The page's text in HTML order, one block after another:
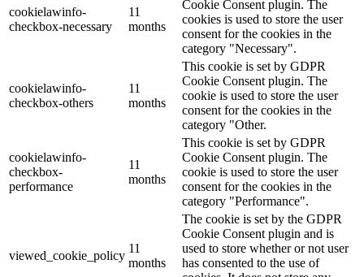
cookielawinfo-
checkbox-necessary
11
months
Cookie Consent plugin. The
cookies is used to store the user
consent for the cookies in the
category "Necessary".
cookielawinfo-
checkbox-others
11
months
This cookie is set by GDPR
Cookie Consent plugin. The
cookie is used to store the user
consent for the cookies in the
category "Other.
cookielawinfo-
checkbox-
performance
11
months
This cookie is set by GDPR
Cookie Consent plugin. The
cookie is used to store the user
consent for the cookies in the
category "Performance".
viewed_cookie_policy
11
months
The cookie is set by the GDPR
Cookie Consent plugin and is
used to store whether or not user
has consented to the use of